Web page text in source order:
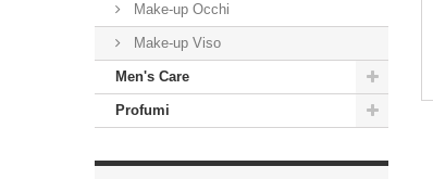
Make-up Occhi
Make-up Viso
Men's Care
Profumi